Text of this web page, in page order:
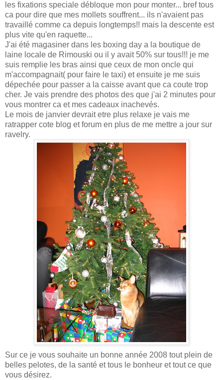
les fixations speciale débloque mon pour monter... bref tous
ca pour dire que mes mollets souffrent... ils n'avaient pas
travaillé comme ca depuis longtemps!! mais la descente est
plus vite qu'en raquette...
J'ai été magasiner dans les boxing day a la boutique de
laine locale de Rimouski ou il y avait 50% sur tous!!! je me
suis remplie les bras ainsi que ceux de mon oncle qui
m'accompagnait( pour faire le taxi) et ensuite je me suis
dépechée pour passer a la caisse avant que ca coute trop
cher. Je vais prendre des photos des que j'ai 2 minutes pour
vous montrer ca et mes cadeaux inachevés.
Le mois de janvier devrait etre plus relaxe je vais me
ratrapper cote blog et forum en plus de me mettre a jour sur
ravelry.
Sur ce je vous souhaite un bonne année 2008 tout plein de
belles pelotes, de la santé et tous le bonheur et tout ce que
vous désirez.